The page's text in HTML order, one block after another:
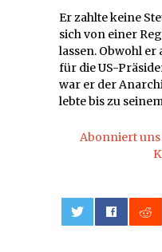
Er zahlte keine
sich von einer
lassen. Obwohl
für die US-
war er der
lebte bis zu
Abonniert